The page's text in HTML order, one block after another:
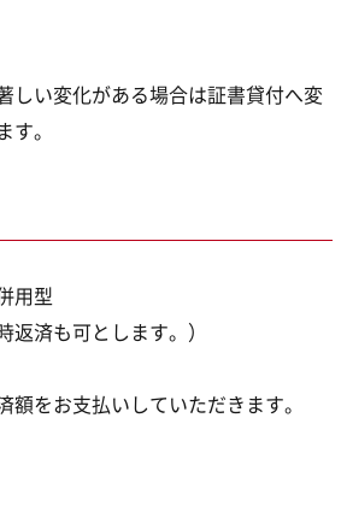
しい変化がある場合は証書貸付へ変
。
用型
返済も可とします。）
をお支払いしていただきます。